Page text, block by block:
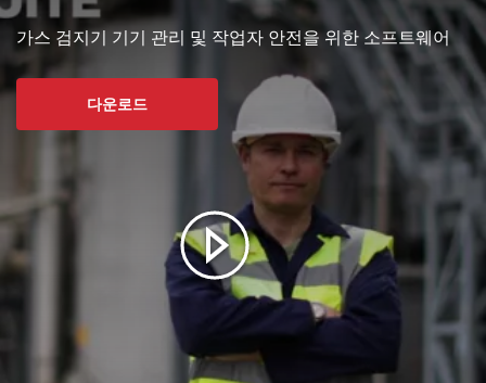
가스 검지기 기기 관리 및 작업자 안전을 위한 소프트웨어
다운로드
Play video in modal window